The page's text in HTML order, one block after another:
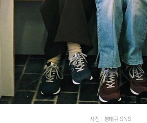
사진 : 봉태규 SNS